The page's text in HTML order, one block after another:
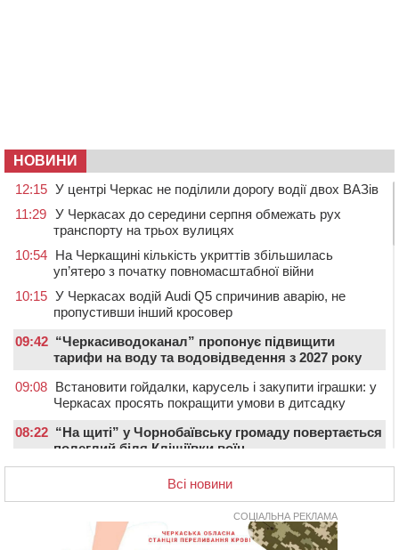
НОВИНИ
12:15 У центрі Черкас не поділили дорогу водії двох ВАЗів
11:29 У Черкасах до середини серпня обмежать рух
транспорту на трьох вулицях
10:54 На Черкащині кількість укриттів збільшилась
уп’ятеро з початку повномасштабної війни
10:15 У Черкасах водій Audi Q5 спричинив аварію, не
пропустивши інший кросовер
09:42 “Черкасиводоканал” пропонує підвищити
тарифи на воду та водовідведення з 2027 року
09:08 Встановити гойдалки, карусель і закупити іграшки: у
Черкасах просять покращити умови в дитсадку
08:22 “На щиті” у Чорнобаївську громаду повертається
полеглий біля Кліщіївки воїн
Понад 968 мільйонів гривень земельного податку
сплатили на Черкащині
06 СЕРПНЯ 2026, ЧЕТВЕР
Вісім медалей, з яких чотири золоті: черкаські
Всі новини
СОЦІАЛЬНА РЕКЛАМА